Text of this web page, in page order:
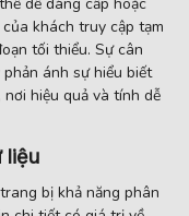
khách truy cập tạm
tối thiểu. Sự cân
ánh sự hiểu biết
hiệu quả và tính dễ
liệu
bị khả năng phân